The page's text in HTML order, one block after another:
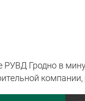
РУВД Гродно в
компании,